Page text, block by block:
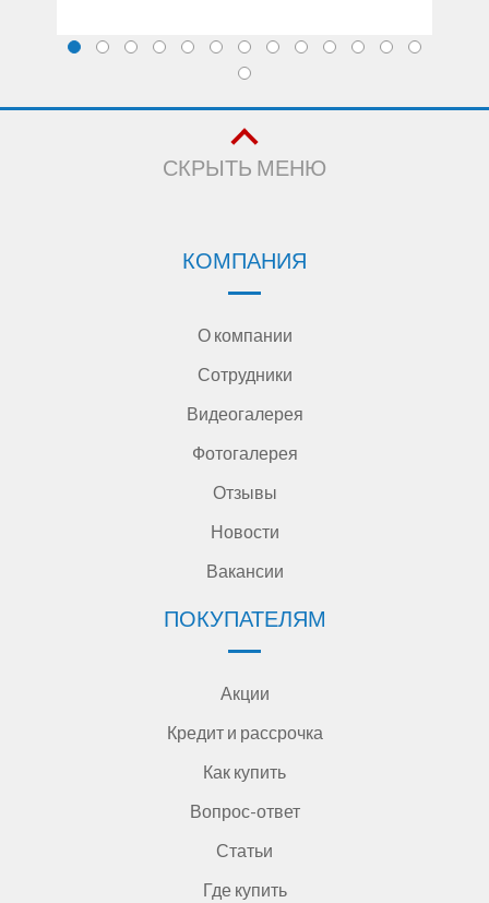
СКРЫТЬ МЕНЮ
КОМПАНИЯ
О компании
Сотрудники
Видеогалерея
Фотогалерея
Отзывы
Новости
Вакансии
ПОКУПАТЕЛЯМ
Акции
Кредит и рассрочка
Как купить
Вопрос-ответ
Статьи
Где купить